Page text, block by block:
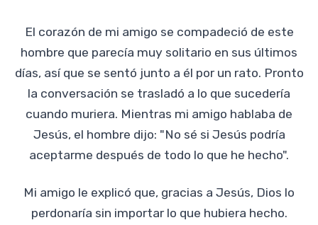
El corazón de mi amigo se compadeció de este
hombre que parecía muy solitario en sus últimos
días, así que se sentó junto a él por un rato. Pronto
la conversación se trasladó a lo que sucedería
cuando muriera. Mientras mi amigo hablaba de
Jesús, el hombre dijo: "No sé si Jesús podría
aceptarme después de todo lo que he hecho".
Mi amigo le explicó que, gracias a Jesús, Dios lo
perdonaría sin importar lo que hubiera hecho.